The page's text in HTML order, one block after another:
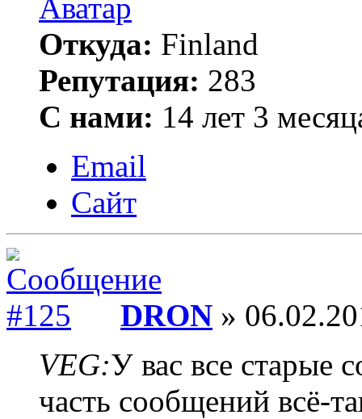
Откуда: Finland
Репутация: 283
С нами: 14 лет 3
Email
Сайт
DRON »
VEG:У вас все старые
часть сообщений всё-